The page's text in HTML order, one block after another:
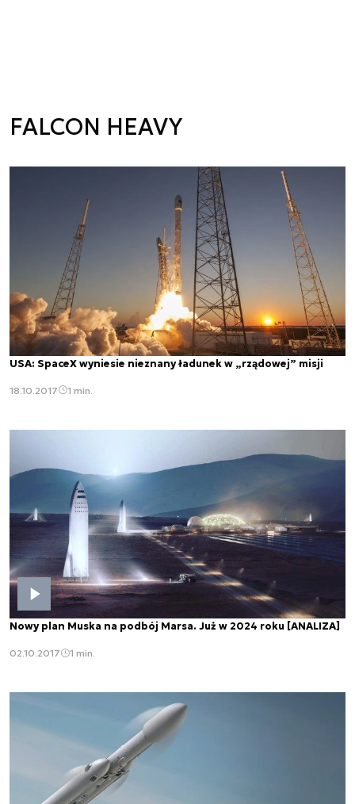
FALCON HEAVY
USA: SpaceX wyniesie nieznany ładunek w „rządowej” misji
18.10.2017 1 min.
Nowy plan Muska na podbój Marsa. Już w 2024 roku [ANALIZA]
02.10.2017 1 min.